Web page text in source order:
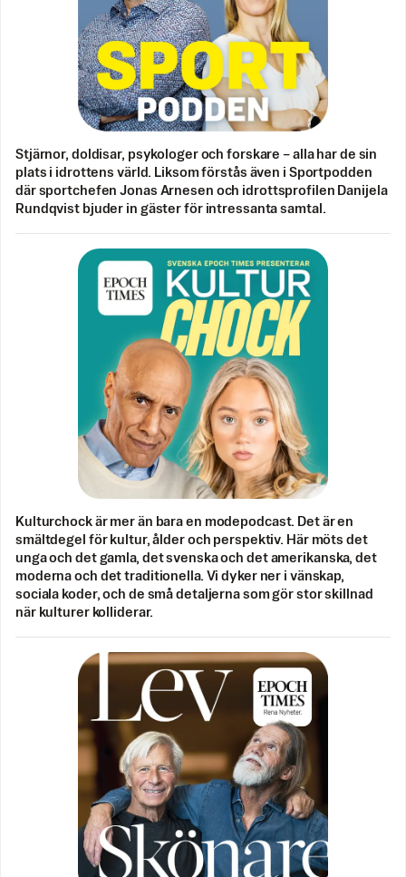
Stjärnor, doldisar, psykologer och forskare – alla har de sin
plats i idrottens värld. Liksom förstås även i Sportpodden
där sportchefen Jonas Arnesen och idrottsprofilen Danijela
Rundqvist bjuder in gäster för intressanta samtal.
Kulturchock är mer än bara en modepodcast. Det är en
smältdegel för kultur, ålder och perspektiv. Här möts det
unga och det gamla, det svenska och det amerikanska, det
moderna och det traditionella. Vi dyker ner i vänskap,
sociala koder, och de små detaljerna som gör stor skillnad
när kulturer kolliderar.